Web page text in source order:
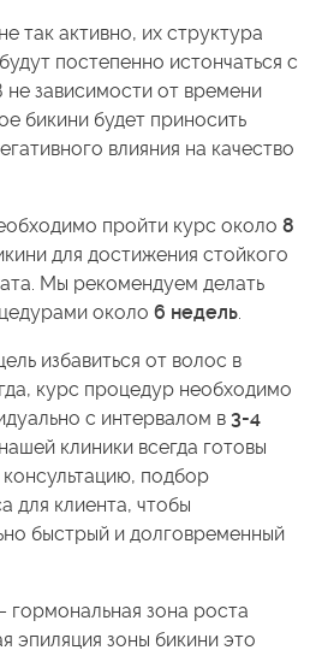
так активно, их структура
постепенно истончаться с
зависимости от времени
бикини будет приносить
влияния на качество
пройти курс около 8
для достижения стойкого
Мы рекомендуем делать
около 6 недель.
избавиться от волос в
курс процедур необходимо
с интервалом в 3-4
клиники всегда готовы
подбор
для клиента, чтобы
быстрый и долговременный
гормональная зона роста
эпиляция зоны бикини это